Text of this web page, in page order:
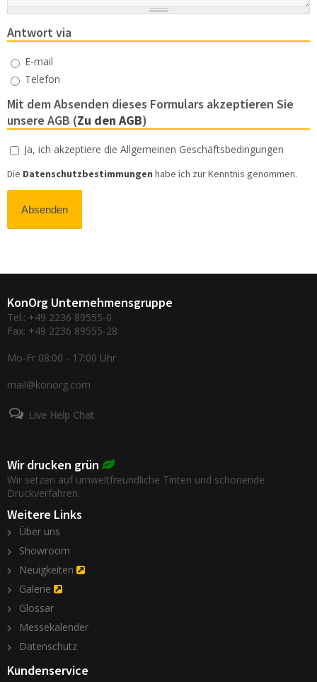
Antwort via
Antwort
E-mail
Telefon
Mit dem Absenden dieses Formulars akzeptieren Sie
unsere AGB (Zu den AGB)
Agb*
Ja, ich akzeptiere die Allgemeinen Geschäftsbedingungen
Die Datenschutzbestimmungen habe ich zur Kenntnis genommen.
KonOrg Unternehmensgruppe
Tel.: +49 2236 89555-0
Fax: +49 2236 89555-28
Mo-Fr 08:00 - 17:00 Uhr
mail@konorg.com
Live Help Chat
Wir drucken grün
Wir setzen auf umweltfreundliche Tinten und schonende
Druckverfahren.
Weitere Links
Über uns
Showroom
Neuigkeiten
Galerie
Glossar
Messekalender
Datenschutz
Kundenservice